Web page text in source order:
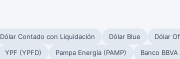
Dólar Contado con Liquidación Dólar Blue
Dólar
YPF (YPFD) Pampa Energía (PAMP) Banco BBVA